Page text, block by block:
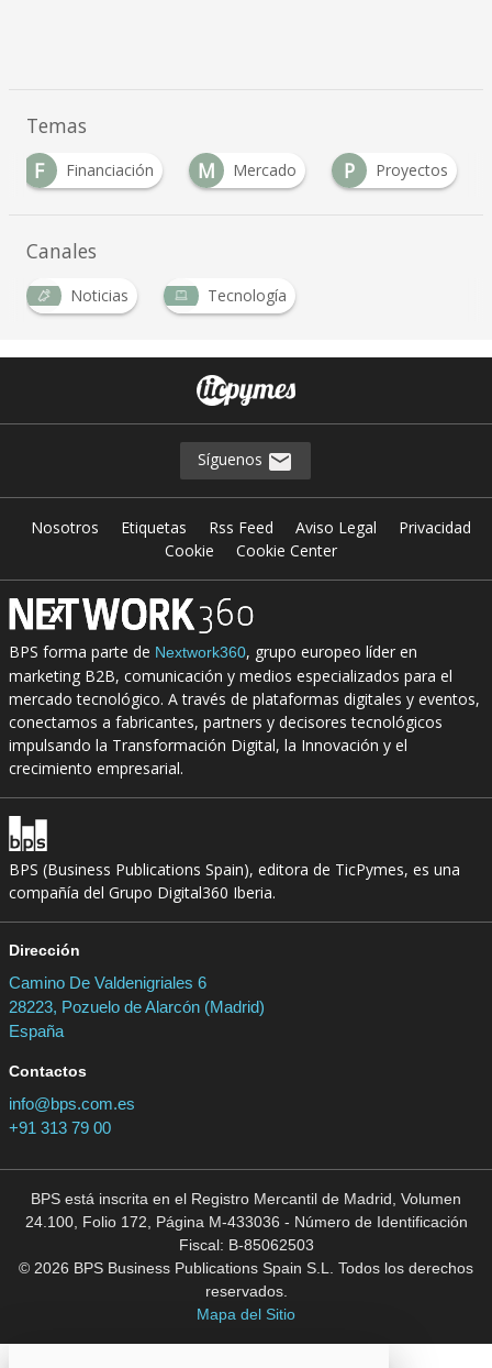
Temas
F
Financiación M Mercado P Proyectos
Canales
Noticias Tecnología
Síguenos
Nosotros Etiquetas Rss Feed Aviso Legal
Privacidad
Cookie
Cookie Center
BPS forma parte de Nextwork360, grupo europeo líder en
marketing B2B, comunicación y medios especializados para el
mercado tecnológico. A través de plataformas digitales y eventos,
conectamos a fabricantes, partners y decisores tecnológicos
impulsando la Transformación Digital, la Innovación y el
crecimiento empresarial.
BPS (Business Publications Spain), editora de TicPymes, es una
compañía del Grupo Digital360 Iberia.
Dirección
Camino De Valdenigriales 6
28223, Pozuelo de Alarcón (Madrid)
España
Contactos
info@bps.com.es
+91 313 79 00
BPS está inscrita en el Registro Mercantil de Madrid, Volumen
24.100, Folio 172, Página M-433036 - Número de Identificación
Fiscal: B-85062503
© 2026 BPS Business Publications Spain S.L. Todos los derechos
reservados.
Mapa del Sitio